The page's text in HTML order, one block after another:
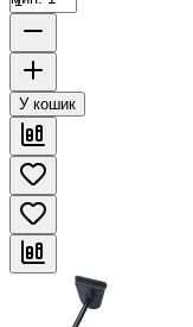
У кошик